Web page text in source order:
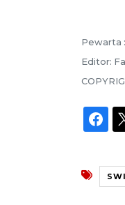
Pewarta :
Editor: